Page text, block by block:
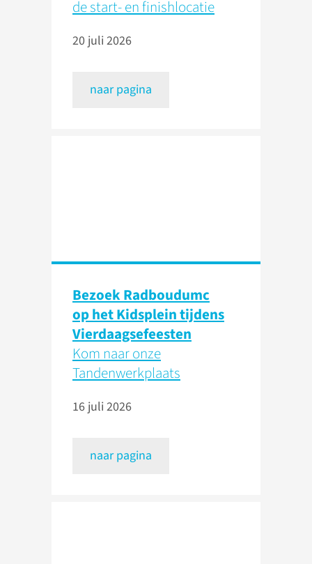
de start- en finishlocatie
20 juli 2026
naar pagina
Bezoek Radboudumc
op het Kidsplein tijdens
Vierdaagsefeesten
Kom naar onze
Tandenwerkplaats
16 juli 2026
naar pagina